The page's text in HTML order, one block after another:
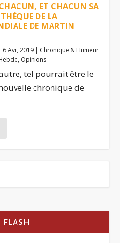
ET CHACUN SA
DE LA
DE MARTIN
6 Avr, 2019 | Chronique & Humeur
, Opinions
tel pourrait être le
chronique de
FLASH